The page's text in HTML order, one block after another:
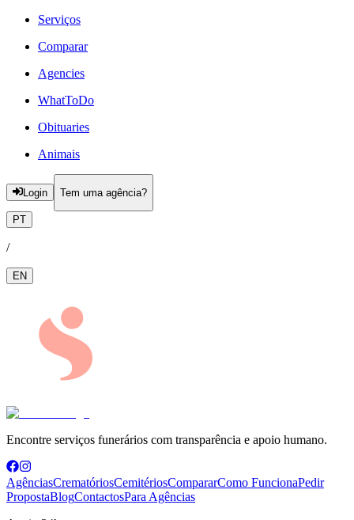
Serviços
Comparar
Agencies
WhatToDo
Obituaries
Animais
Login Tem uma agência?
PT
/
EN
Encontre serviços funerários com transparência e apoio humano.
AgênciasCrematóriosCemitériosCompararComo FuncionaPedir
PropostaBlogContactosPara Agências